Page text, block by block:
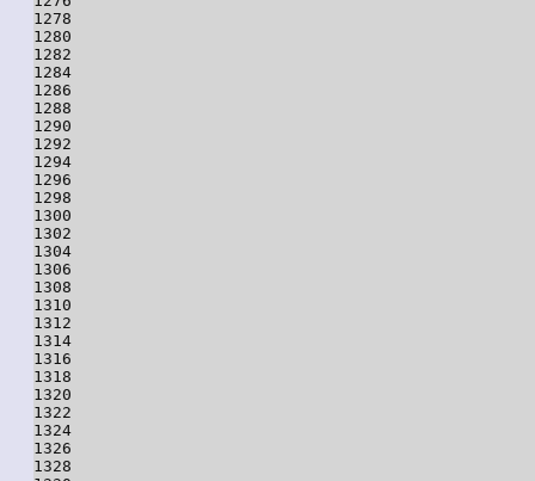
1278
1280
1282
1284
1286
1288
1290
1292
1294
1296
1298
1300
1302
1304
1306
1308
1310
1312
1314
1316
1318
1320
1322
1324
1326
1328